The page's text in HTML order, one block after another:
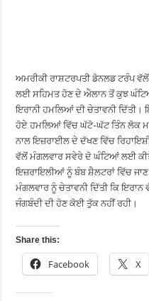
ਅਮਰੀਕੀ ਰਾਸ਼ਟਰਪਤੀ ਡੋਨਲਡ ਟਰੰਪ
ਲਈ ਸਹਿਮਤ ਹੋਣ ਦੇ ਐਲਾਨ ਤੋਂ ਕੁਝ
ਇਰਾਨੀ ਹਮਲਿਆਂ ਦੀ ਚੇਤਾਵਨੀ
ਹੋਏ ਹਮਲਿਆਂ ਵਿੱਚ ਘੱਟੋ-ਘੱਟ ਤਿੰਨ ਲੋਕ
ਨਾਲ ਇਜ਼ਰਾਈਲ ਦੇ ਦੱਖਣ ਵਿੱਚ
ਵੱਲੋਂ ਮੰਗਲਵਾਰ ਸਵੇਰੇ ਦੋ ਘੰਟਿਆਂ ਲਈ
ਇਜ਼ਰਾਇਲੀਆਂ ਨੂੰ ਬੰਬ ਸ਼ੈਲਟਰਾਂ ਵਿੱਚ
ਮੰਗਲਵਾਰ ਨੂੰ ਚੇਤਾਵਨੀ ਦਿੱਤੀ ਕਿ
ਜੰਗਬੰਦੀ ਦੀ ਹੋਣ ਕੋਈ ਤੁੱਕ ਨਹੀਂ ਰਹੀ।
Share this:
Facebook X